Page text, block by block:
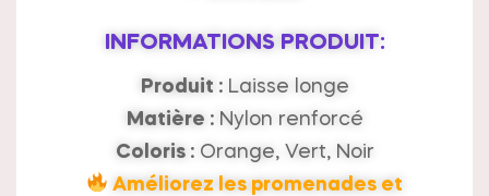
INFORMATIONS PRODUIT:
Produit :Laisse longe
Matière :Nylon renforcé
Coloris :Orange, Vert, Noir
Améliorez les promenades et